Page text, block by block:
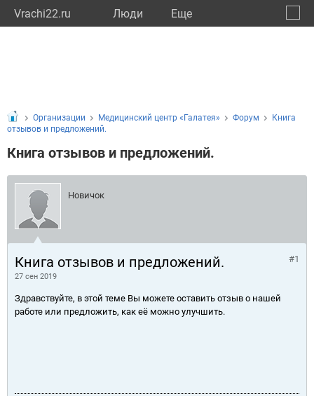
Vrachi22.ru Люди Eще
Организации Медицинский центр «Галатея» Форум
Книга
отзывов и предложений.
Книга отзывов и предложений.
Новичок
Книга отзывов и предложений.
27 сен 2019
#1
Здравствуйте, в этой теме Вы можете оставить отзыв о нашей
работе или предложить, как её можно улучшить.